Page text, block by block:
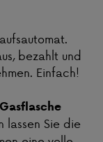
bezahlt und
Einfach!
lassen Sie die